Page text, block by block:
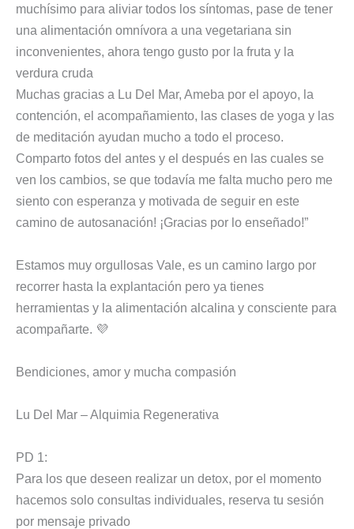
muchísimo para aliviar todos los síntomas, pase de tener
una alimentación omnívora a una vegetariana sin
inconvenientes, ahora tengo gusto por la fruta y la
verdura cruda
Muchas gracias a Lu Del Mar, Ameba por el apoyo, la
contención, el acompañamiento, las clases de yoga y las
de meditación ayudan mucho a todo el proceso.
Comparto fotos del antes y el después en las cuales se
ven los cambios, se que todavía me falta mucho pero me
siento con esperanza y motivada de seguir en este
camino de autosanación! ¡Gracias por lo enseñado!”
Estamos muy orgullosas Vale, es un camino largo por
recorrer hasta la explantación pero ya tienes
herramientas y la alimentación alcalina y consciente para
acompañarte. 💜
Bendiciones, amor y mucha compasión
Lu Del Mar – Alquimia Regenerativa
PD 1:
Para los que deseen realizar un detox, por el momento
hacemos solo consultas individuales, reserva tu sesión
por mensaje privado